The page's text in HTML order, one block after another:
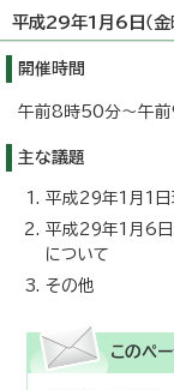
平成29年1月6日（金
開催時間
午前8時50分～午
主な議題
平成29年1月1日
平成29年1月6日
について
その他
このペ